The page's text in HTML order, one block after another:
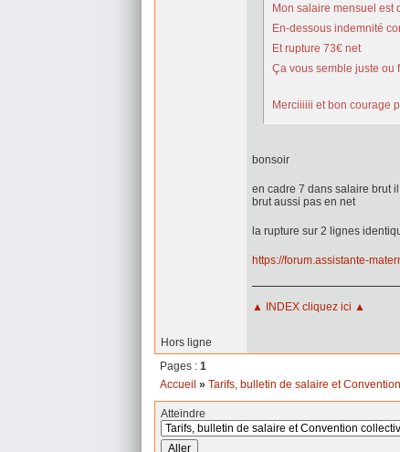
Mon salaire mensuel est
En-dessous indemnité
Et rupture 73€ net
Ça vous semble juste ou
Merciiiiii et bon courage
bonsoir
en cadre 7 dans salaire brut
brut aussi pas en net
la rupture sur 2 lignes
https://forum.assistante-
▲ INDEX cliquez ici ▲
Hors ligne
Pages : 1
Accueil » Tarifs, bulletin de salaire et
Atteindre